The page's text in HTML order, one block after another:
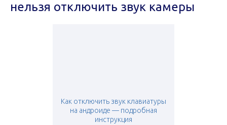
нельзя отключить звук камеры
Как отключить звук клавиатуры
на андроиде — подробная
инструкция